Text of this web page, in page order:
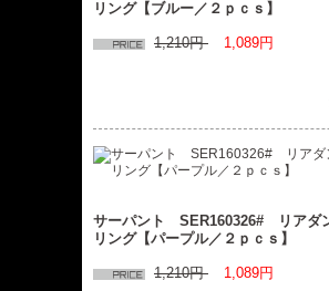
リング【ブルー／２ｐｃｓ】
1,210円 1,089円
サーパント SER160326# リアダ
リング【パープル／２ｐｃｓ】
1,210円 1,089円